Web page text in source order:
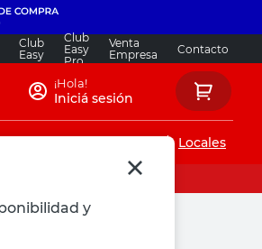
Club
Easy
Club
Easy
Pro
Venta
Empresa
Contacto
y
¡Hola!
Iniciá sesión
Locales